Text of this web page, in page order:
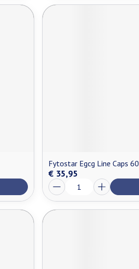
Fytostar Egcg Line Caps 60
€ 35,95
Aantal